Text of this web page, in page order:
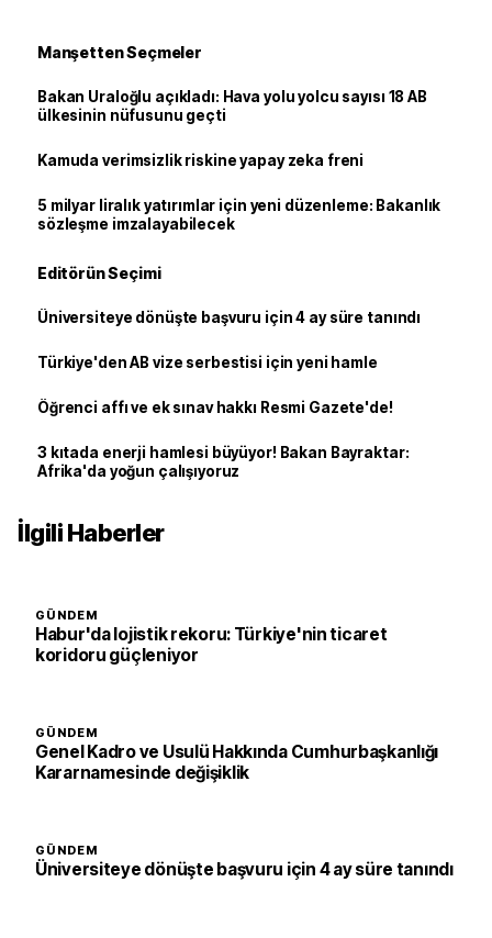
Manşetten Seçmeler
Bakan Uraloğlu açıkladı: Hava yolu yolcu sayısı 18 AB
ülkesinin nüfusunu geçti
Kamuda verimsizlik riskine yapay zeka freni
5 milyar liralık yatırımlar için yeni düzenleme: Bakanlık
sözleşme imzalayabilecek
Editörün Seçimi
Üniversiteye dönüşte başvuru için 4 ay süre tanındı
Türkiye'den AB vize serbestisi için yeni hamle
Öğrenci affı ve ek sınav hakkı Resmi Gazete'de!
3 kıtada enerji hamlesi büyüyor! Bakan Bayraktar:
Afrika'da yoğun çalışıyoruz
İlgili Haberler
GÜNDEM
Habur'da lojistik rekoru: Türkiye'nin ticaret
koridoru güçleniyor
GÜNDEM
Genel Kadro ve Usulü Hakkında Cumhurbaşkanlığı
Kararnamesinde değişiklik
GÜNDEM
Üniversiteye dönüşte başvuru için 4 ay süre tanındı